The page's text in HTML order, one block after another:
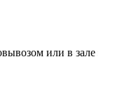
или в зале